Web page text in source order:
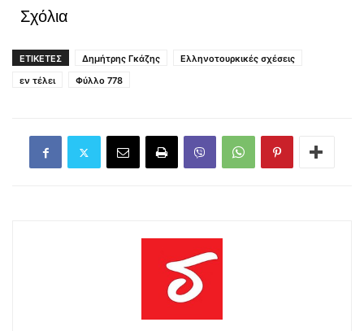
Σχόλια
ΕΤΙΚΕΤΕΣ Δημήτρης Γκάζης
Ελληνοτουρκικές σχέσεις
εν τέλει
Φύλλο 778